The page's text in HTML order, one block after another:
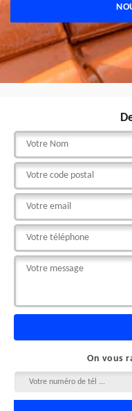
On vous